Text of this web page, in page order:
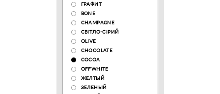
ГРАФИТ
BONE
CHAMPAGNE
СВІТЛО-СІРИЙ
OLIVE
CHOCOLATE
COCOA
OFFWHITE
ЖЕЛТЫЙ
ЗЕЛЕНЫЙ